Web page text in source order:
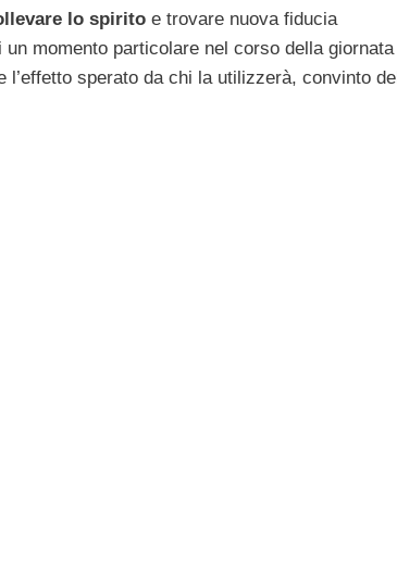
lo spirito e trovare nuova fiducia
momento particolare nel corso della giornata
sperato da chi la utilizzerà, convinto del